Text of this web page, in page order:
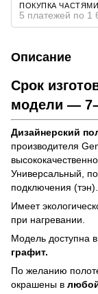
ПОКУПКА ЧАСТЯМИ
5 платежей по 1
Описание
Срок
модели —
Дизайнерский
производителя
Универсальный,
подключения (тэн).
Имеет
при нагревании.
Модель доступна
графит.
По желанию
окрашены в